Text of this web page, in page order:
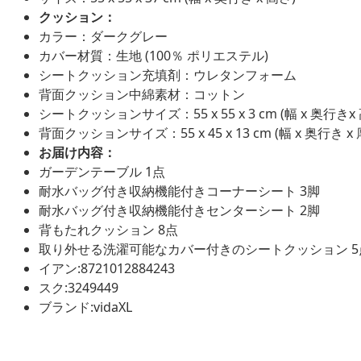
クッション：
カラー：ダークグレー
カバー材質：生地 (100％ ポリエステル)
シートクッション充填剤：ウレタンフォーム
背面クッション中綿素材：コットン
シートクッションサイズ：55 x 55 x 3 cm (幅 x 奥行きx
背面クッションサイズ：55 x 45 x 13 cm (幅 x 奥行き x
お届け内容：
ガーデンテーブル 1点
耐水バッグ付き収納機能付きコーナーシート 3脚
耐水バッグ付き収納機能付きセンターシート 2脚
背もたれクッション 8点
取り外せる洗濯可能なカバー付きのシートクッション 5
イアン:8721012884243
スク:3249449
ブランド:vidaXL